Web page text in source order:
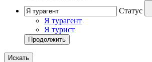
Статус
Я турагент
Я турист
Продолжить
Искать